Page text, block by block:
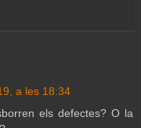
a les 18:34
els defectes? O la